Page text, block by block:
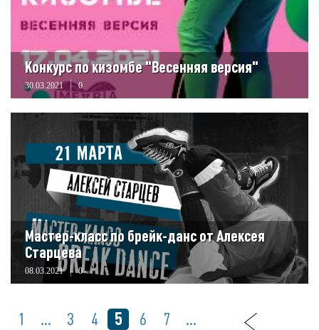
Конкурс по кизомбе "Весенняя версия"
30.03.2021 0
Мастер-класс по брейк-данс от Алексея
Старцева
08.03.2021 0
1 ... 3 4 5 6 7
...